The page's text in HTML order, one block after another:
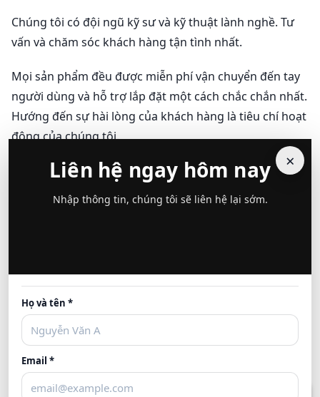
Chúng tôi có đội ngũ kỹ sư và kỹ thuật lành nghề. Tư
vấn và chăm sóc khách hàng tận tình nhất.
Mọi sản phẩm đều được miễn phí vận chuyển đến tay
người dùng và hỗ trợ lắp đặt một cách chắc chắn nhất.
Hướng đến sự hài lòng của khách hàng là tiêu chí hoạt
động của chúng tôi.
=> Quý khách đang băn khoăn chọn mẫu bếp gì? Chọn
ngay hotline 0918 880 481 để được chúng tôi hỗ trợ.
×
Liên hệ ngay hôm nay
Nhập thông tin, chúng tôi sẽ liên hệ lại sớm.
Họ và tên *
Email *